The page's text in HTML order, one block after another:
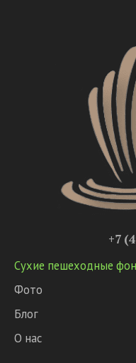
+7
Сухие пешеходные
Фото
Блог
О нас